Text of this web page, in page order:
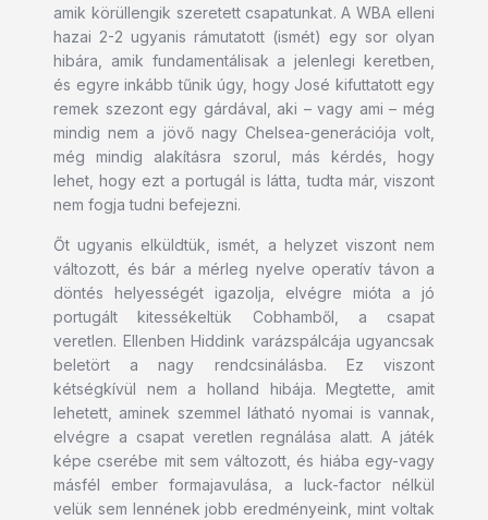
amik körüllengik szeretett csapatunkat. A WBA elleni
hazai 2-2 ugyanis rámutatott (ismét) egy sor olyan
hibára, amik fundamentálisak a jelenlegi keretben,
és egyre inkább tűnik úgy, hogy José kifuttatott egy
remek szezont egy gárdával, aki – vagy ami – még
mindig nem a jövő nagy Chelsea-generációja volt,
még mindig alakításra szorul, más kérdés, hogy
lehet, hogy ezt a portugál is látta, tudta már, viszont
nem fogja tudni befejezni.
Őt ugyanis elküldtük, ismét, a helyzet viszont nem
változott, és bár a mérleg nyelve operatív távon a
döntés helyességét igazolja, elvégre mióta a jó
portugált kitessékeltük Cobhamből, a csapat
veretlen. Ellenben Hiddink varázspálcája ugyancsak
beletört a nagy rendcsinálásba. Ez viszont
kétségkívül nem a holland hibája. Megtette, amit
lehetett, aminek szemmel látható nyomai is vannak,
elvégre a csapat veretlen regnálása alatt. A játék
képe cserébe mit sem változott, és hiába egy-vagy
másfél ember formajavulása, a luck-factor nélkül
velük sem lennének jobb eredményeink, mint voltak